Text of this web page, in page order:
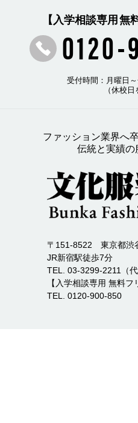
【入学相談専用 無
受付時間：月曜日
（休校日
ファッション業界へ
伝統と実績の
〒151-8522 東京都渋
JR新宿駅徒歩7分
TEL. 03-3299-2211（代
【入学相談専用 無料フ
TEL. 0120-900-850